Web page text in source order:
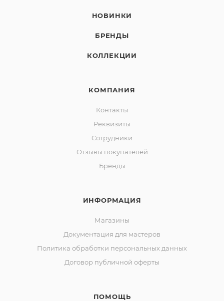
НОВИНКИ
БРЕНДЫ
КОЛЛЕКЦИИ
КОМПАНИЯ
Контакты
Реквизиты
Сотрудники
Отзывы покупателей
Бренды
ИНФОРМАЦИЯ
Магазины
Документация для мастеров
Политика обработки персональных данных
Договор публичной оферты
ПОМОЩЬ